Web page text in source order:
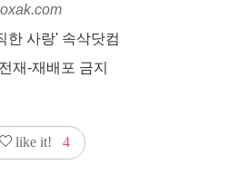
사랑' 속삭닷컴
재-재배포 금지
like it! 4